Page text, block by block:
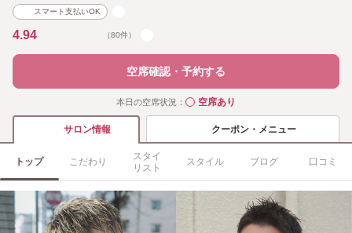
スマート支払いOK
4.94 （80件）
空席確認・予約する
本日の空席状況： ◯空席あり
サロン情報 クーポン・メニュー
トップ こだわり
スタイ
リスト
スタイル ブログ 口コミ